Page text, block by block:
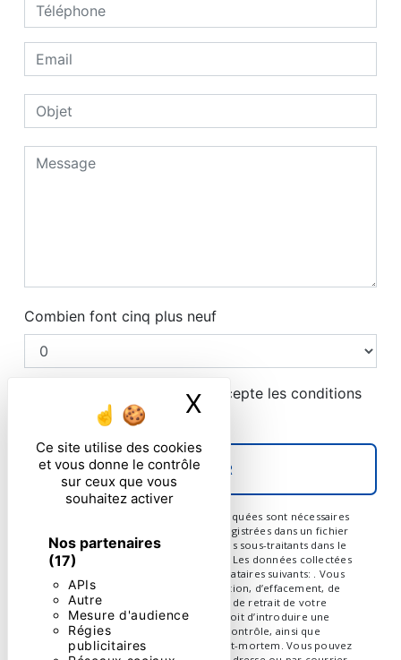
Ce site utilise des cookies
et vous donne le contrôle
sur ceux que vous
souhaitez activer
Nos partenaires
(17)
APIs
Autre
Mesure d'audience
Régies
publicitaires
X Masquer le
Combien font cinq plus neuf
En cochant cette case, j'accepte les conditions
particulières ci-dessous **
ENVOYER
** Les données personnelles communiquées sont nécessaires
aux fins de vous contacter et sont enregistrées dans un fichier
informatisé. Elles sont destinées à et ses sous-traitants dans le
seul but de répondre à votre message. Les données collectées
seront communiquées aux seuls destinataires suivants: . Vous
disposez de droits d’accès, de rectification, d’effacement, de
portabilité, de limitation, d’opposition, de retrait de votre
consentement à tout moment et du droit d’introduire une
réclamation auprès d’une autorité de contrôle, ainsi que
d’organiser le sort de vos données post-mortem. Vous pouvez